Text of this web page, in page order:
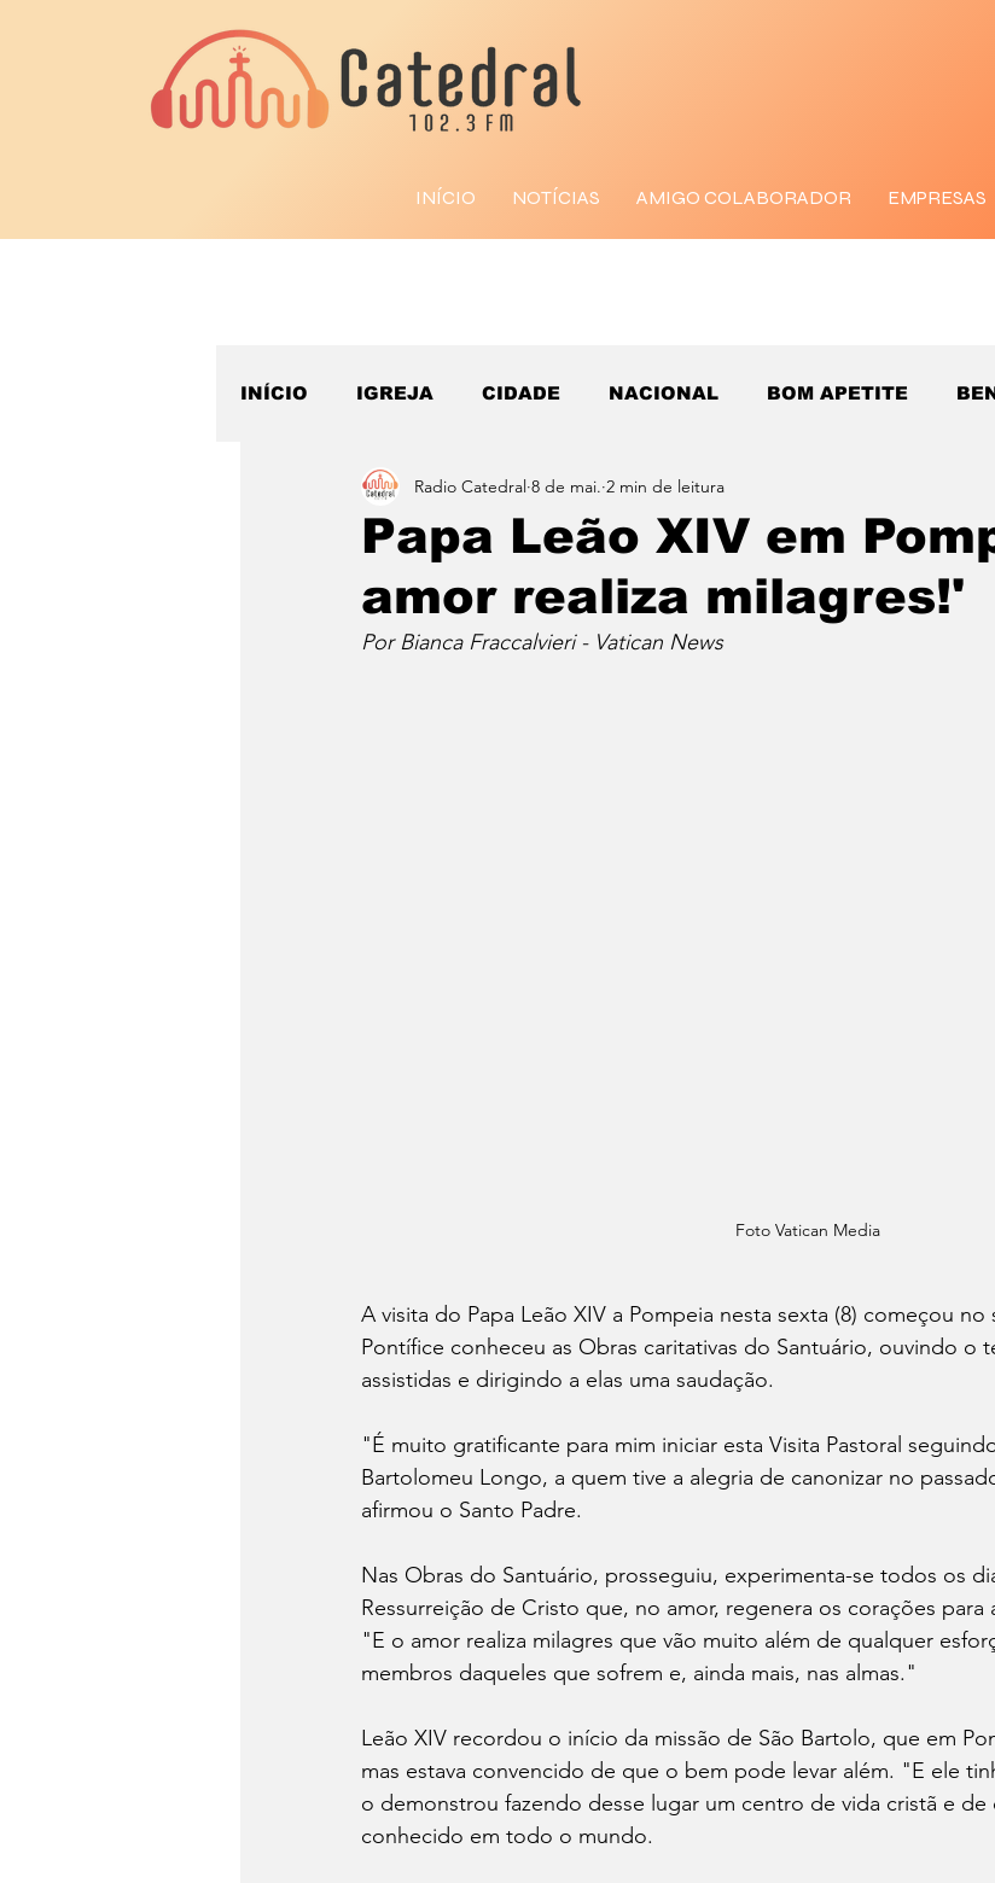
INÍCIO NOTÍCIAS AMIGO COLABORADOR EMPRESAS
INÍCIO IGREJA CIDADE NACIONAL BOM APETITE
ESPORTE
Papa Leão XIV em
amor realiza milagres!'
Radio Catedral 8 de mai. 2 min de leitura
Por Bianca Fraccalvieri - Vatican News
Foto Vatican Media
A visita do Papa Leão XIV a Pompeia nesta sexta (8) começou
Pontífice conheceu as Obras caritativas do Santuário, ouvindo o
assistidas e dirigindo a elas uma saudação.
"É muito gratificante para mim iniciar esta Visita Pastoral
Bartolomeu Longo, a quem tive a alegria de canonizar no
afirmou o Santo Padre.
Nas Obras do Santuário, prosseguiu, experimenta-se todos os
Ressurreição de Cristo que, no amor, regenera os corações para
"E o amor realiza milagres que vão muito além de qualquer
membros daqueles que sofrem e, ainda mais, nas almas."
Leão XIV recordou o início da missão de São Bartolo, que em
mas estava convencido de que o bem pode levar além. "E ele
o demonstrou fazendo desse lugar um centro de vida cristã e de
conhecido em todo o mundo.